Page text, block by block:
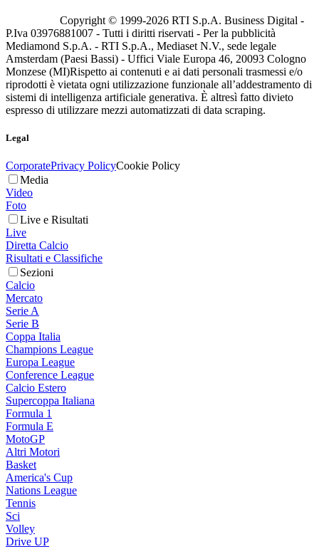
Copyright © 1999-2026 RTI S.p.A. Business Digital -
P.Iva 03976881007 - Tutti i diritti riservati - Per la pubblicità
Mediamond S.p.A. - RTI S.p.A., Mediaset N.V., sede legale
Amsterdam (Paesi Bassi) - Uffici Viale Europa 46, 20093 Cologno
Monzese (MI)Rispetto ai contenuti e ai dati personali trasmessi e/o
riprodotti è vietata ogni utilizzazione funzionale all’addestramento di
sistemi di intelligenza artificiale generativa. È altresì fatto divieto
espresso di utilizzare mezzi automatizzati di data scraping.
Legal
CorporatePrivacy PolicyCookie Policy
Media
Video
Foto
Live e Risultati
Live
Diretta Calcio
Risultati e Classifiche
Sezioni
Calcio
Mercato
Serie A
Serie B
Coppa Italia
Champions League
Europa League
Conference League
Calcio Estero
Supercoppa Italiana
Formula 1
Formula E
MotoGP
Altri Motori
Basket
America's Cup
Nations League
Tennis
Sci
Volley
Drive UP